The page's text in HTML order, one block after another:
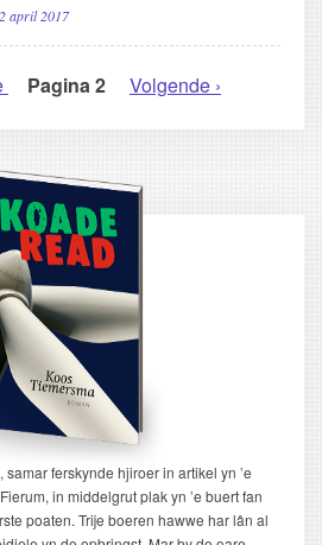
2 april 2017
Pagina 2
Volgende
Volgende ›
samar ferskynde hjiroer in artikel yn ’e
in middelgrut plak yn ’e buert fan
poaten. Trije boeren hawwe har lân al